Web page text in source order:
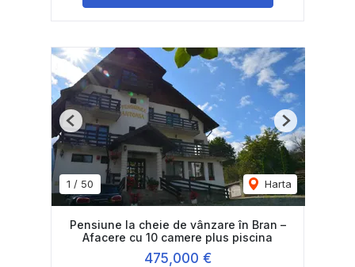
1 / 50 Harta
Previous Next
Pensiune la cheie de vânzare în Bran –
Afacere cu 10 camere plus piscina
475,000 €